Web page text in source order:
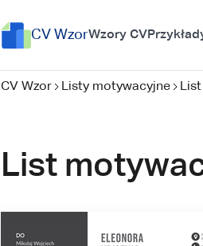
CV WzorWzory CV
CV Wzor Listy motywacyjne
List